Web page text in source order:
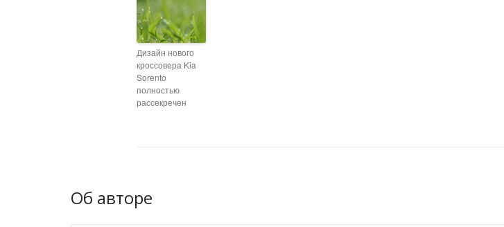
Дизайн нового
кроссовера Kia
Sorento
полностью
рассекречен
Об авторе